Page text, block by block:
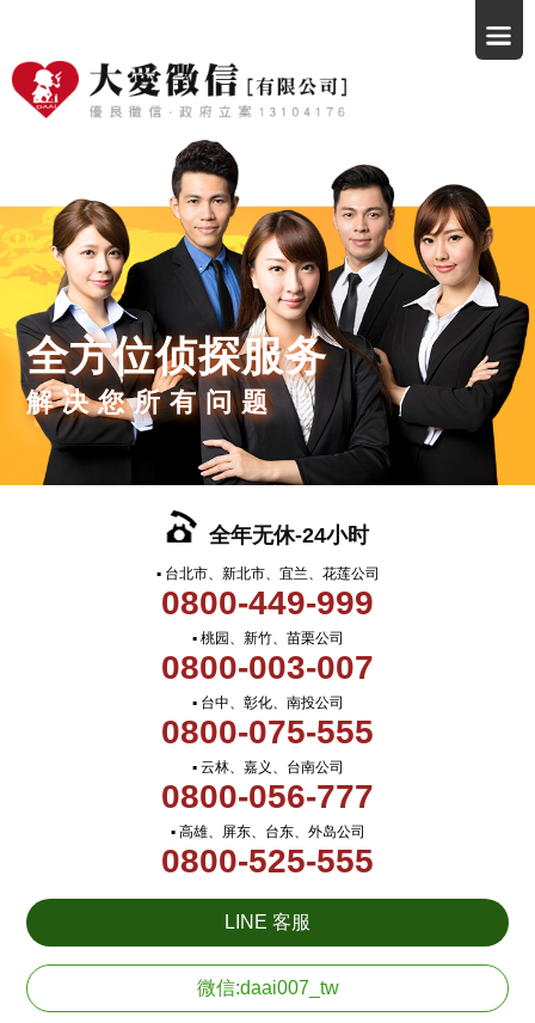
全方位侦探服务
解决您所有问题
全年无休-24小时
▪ 台北市、新北市、宜兰、花莲公司
0800-449-999
▪ 桃园、新竹、苗栗公司
0800-003-007
▪ 台中、彰化、南投公司
0800-075-555
▪ 云林、嘉义、台南公司
0800-056-777
▪ 高雄、屏东、台东、外岛公司
0800-525-555
LINE 客服
微信:daai007_tw